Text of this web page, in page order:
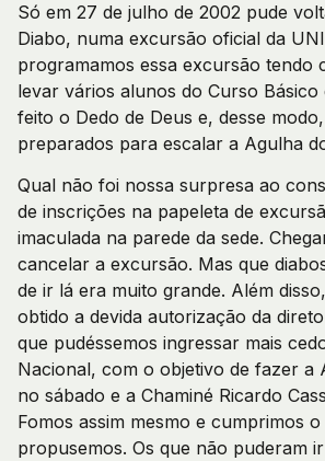
Só em 27 de julho de 2002 pude
Diabo, numa excursão oficial da
programamos essa excursão tendo
levar vários alunos do Curso Básico
feito o Dedo de Deus e, desse
preparados para escalar a Agulha
Qual não foi nossa surpresa ao
de inscrições na papeleta de
imaculada na parede da sede.
cancelar a excursão. Mas que
de ir lá era muito grande. Além
obtido a devida autorização da
que pudéssemos ingressar mais
Nacional, com o objetivo de fazer a
no sábado e a Chaminé Ricardo
Fomos assim mesmo e cumprimos
propusemos. Os que não puderam